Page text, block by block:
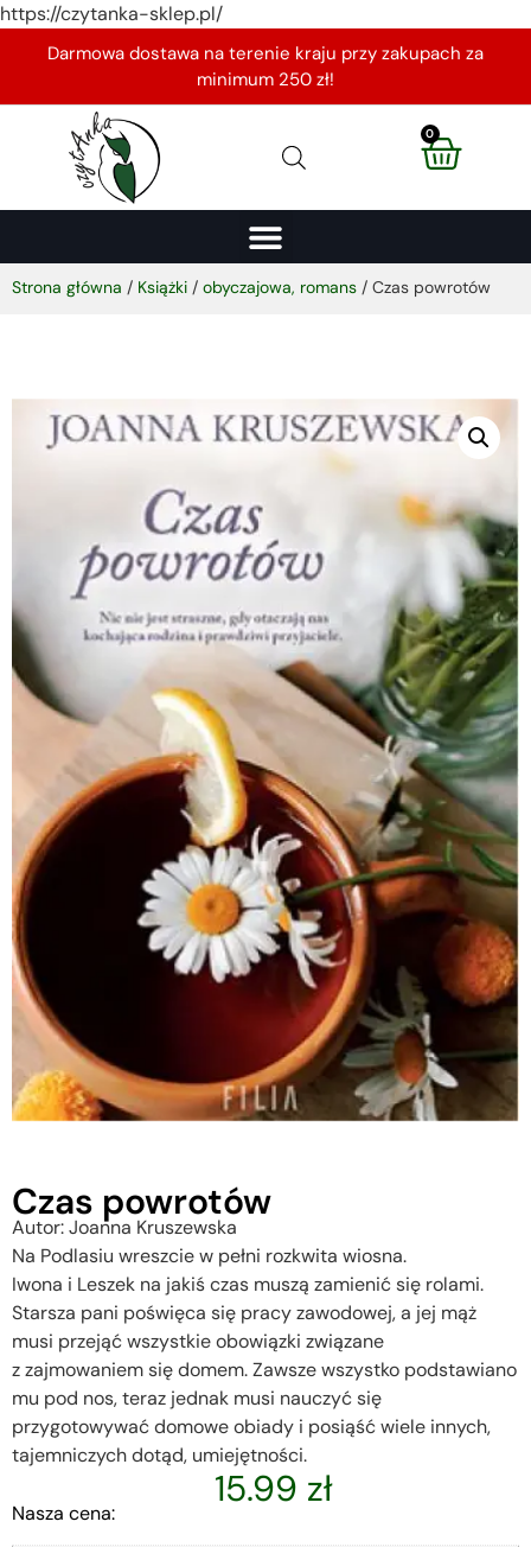
https://czytanka-sklep.pl/
Darmowa dostawa na terenie kraju przy zakupach za
minimum 250 zł!
0
Strona główna / Książki / obyczajowa, romans / Czas powrotów
Czas powrotów
Autor: Joanna Kruszewska
Na Podlasiu wreszcie w pełni rozkwita wiosna.
Iwona i Leszek na jakiś czas muszą zamienić się rolami.
Starsza pani poświęca się pracy zawodowej, a jej mąż
musi przejąć wszystkie obowiązki związane
z zajmowaniem się domem. Zawsze wszystko podstawiano
mu pod nos, teraz jednak musi nauczyć się
przygotowywać domowe obiady i posiąść wiele innych,
tajemniczych dotąd, umiejętności.
Nasza cena:
15.99 zł